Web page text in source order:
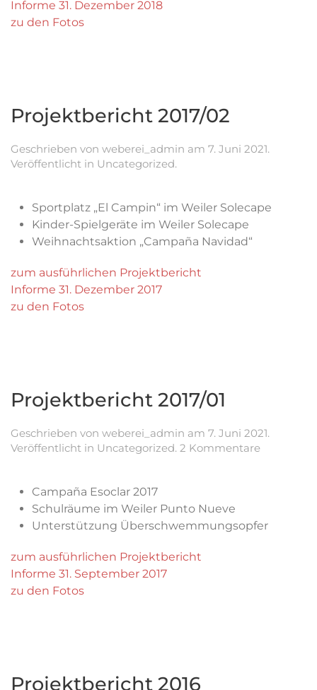
Informe 31. Dezember 2018
zu den Fotos
Projektbericht 2017/02
Geschrieben von weberei_admin am 7. Juni 2021.
Veröffentlicht in Uncategorized.
Sportplatz „El Campin“ im Weiler Solecape
Kinder-Spielgeräte im Weiler Solecape
Weihnachtsaktion „Campaña Navidad“
zum ausführlichen Projektbericht
Informe 31. Dezember 2017
zu den Fotos
Projektbericht 2017/01
Geschrieben von weberei_admin am 7. Juni 2021.
Veröffentlicht in Uncategorized. 2 Kommentarezu
Campaña Esoclar 2017
Schulräume im Weiler Punto Nueve
Unterstützung Überschwemmungsopfer
zum ausführlichen Projektbericht
Informe 31. September 2017
zu den Fotos
Projektbericht 2016